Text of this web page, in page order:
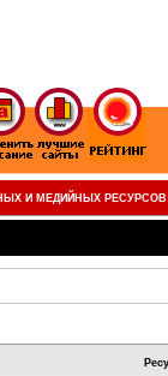
И МЕДИЙНЫХ РЕСУРСОВ